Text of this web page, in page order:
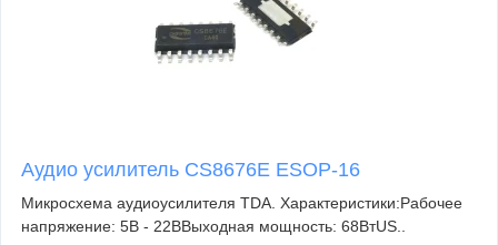
Аудио усилитель CS8676E ESOP-16
Микросхема аудиоусилителя TDA. Характеристики:Рабочее
напряжение: 5В - 22ВВыходная мощность: 68ВтUS..